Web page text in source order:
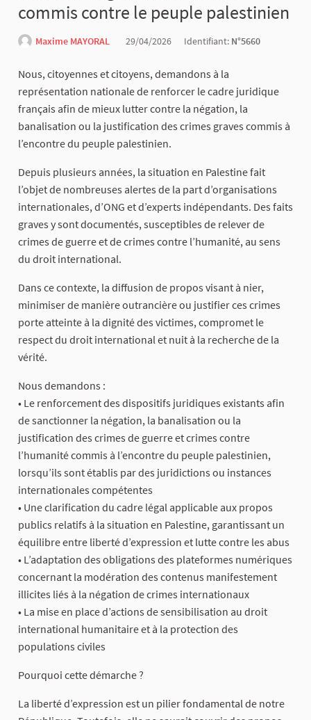
commis contre le peuple palestinien
Maxime MAYORAL 29/04/2026 Identifiant: N°5660
Nous, citoyennes et citoyens, demandons à la
représentation nationale de renforcer le cadre juridique
français afin de mieux lutter contre la négation, la
banalisation ou la justification des crimes graves commis à
l’encontre du peuple palestinien.
Depuis plusieurs années, la situation en Palestine fait
l’objet de nombreuses alertes de la part d’organisations
internationales, d’ONG et d’experts indépendants. Des faits
graves y sont documentés, susceptibles de relever de
crimes de guerre et de crimes contre l’humanité, au sens
du droit international.
Dans ce contexte, la diffusion de propos visant à nier,
minimiser de manière outrancière ou justifier ces crimes
porte atteinte à la dignité des victimes, compromet le
respect du droit international et nuit à la recherche de la
vérité.
Nous demandons :
• Le renforcement des dispositifs juridiques existants afin
de sanctionner la négation, la banalisation ou la
justification des crimes de guerre et crimes contre
l’humanité commis à l’encontre du peuple palestinien,
lorsqu’ils sont établis par des juridictions ou instances
internationales compétentes
• Une clarification du cadre légal applicable aux propos
publics relatifs à la situation en Palestine, garantissant un
équilibre entre liberté d’expression et lutte contre les abus
• L’adaptation des obligations des plateformes numériques
concernant la modération des contenus manifestement
illicites liés à la négation de crimes internationaux
• La mise en place d’actions de sensibilisation au droit
international humanitaire et à la protection des
populations civiles
Pourquoi cette démarche ?
La liberté d’expression est un pilier fondamental de notre